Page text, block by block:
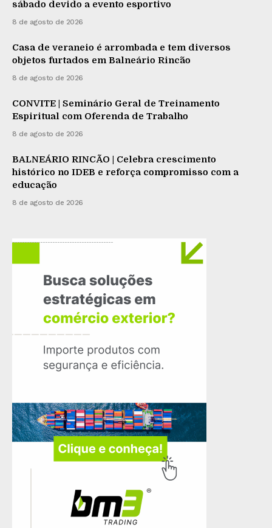
sábado devido a evento esportivo
8 de agosto de 2026
Casa de veraneio é arrombada e tem diversos
objetos furtados em Balneário Rincão
8 de agosto de 2026
CONVITE | Seminário Geral de Treinamento
Espiritual com Oferenda de Trabalho
8 de agosto de 2026
BALNEÁRIO RINCÃO | Celebra crescimento
histórico no IDEB e reforça compromisso com a
educação
8 de agosto de 2026